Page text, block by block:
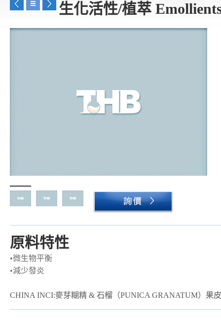
生化活性/植萃
原料特性
•微生物平衡
•減少發炎
CHINA INCI:麥芽糊精 & 石榴（PUNICA GRANATUM）果